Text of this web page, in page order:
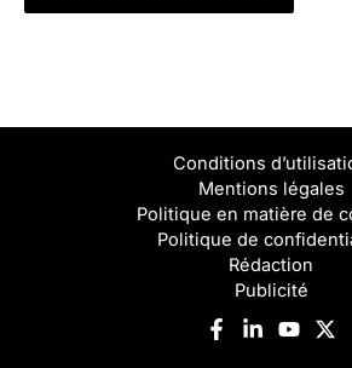
Conditions
Mentions légales
Politique en matière de
Politique de
Rédaction
Publicité